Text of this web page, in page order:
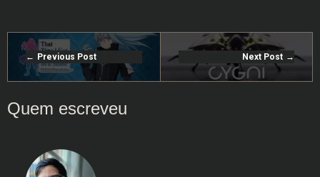
Previous Post Next Post